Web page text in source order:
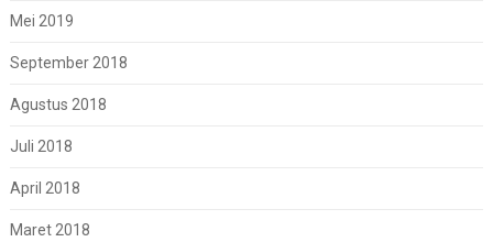
Mei 2019
September 2018
Agustus 2018
Juli 2018
April 2018
Maret 2018